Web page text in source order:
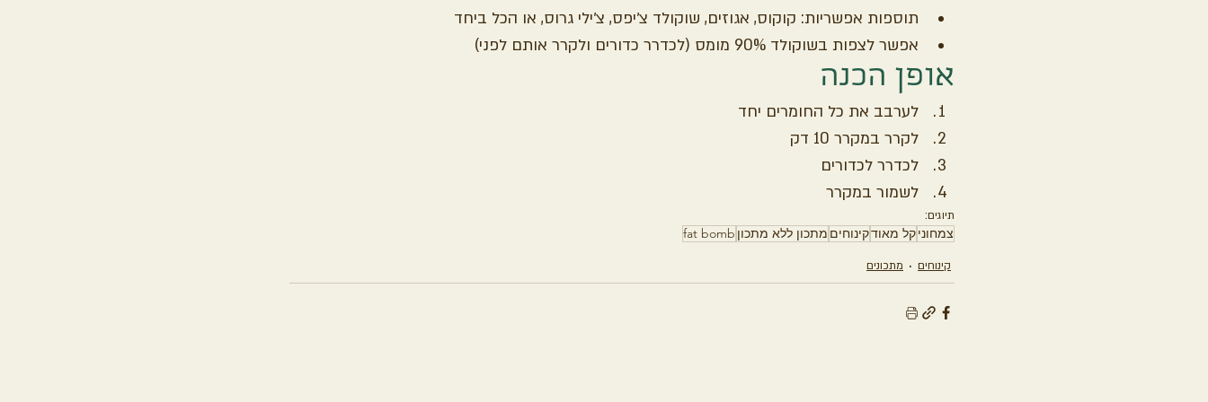
תוספות אפשריות: קוקוס, אגוזים, שוקולד צ׳יפס, צ׳ילי גרוס, או הכל ביחד
אפשר לצפות בשוקולד 90% מומס (לכדרר כדורים ולקרר אותם לפני)
אופן הכנה
לערבב את כל החומרים יחד
לקרר במקרר 10 דק
לכדרר לכדורים
לשמור במקרר
תיוגים:
צמחוניקל מאודקינוחים מתכון ללא מתכון fat bomb
קינוחים מתכונים